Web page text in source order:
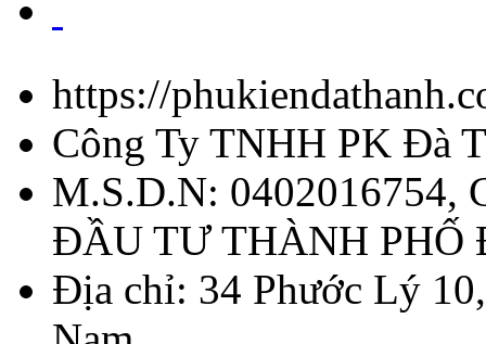
https://
Công Ty TNHH PK Đà
M.S.D.N: 0402016754,
ĐẦU TƯ THÀNH PHỐ
Địa chỉ: 34 Phước Lý